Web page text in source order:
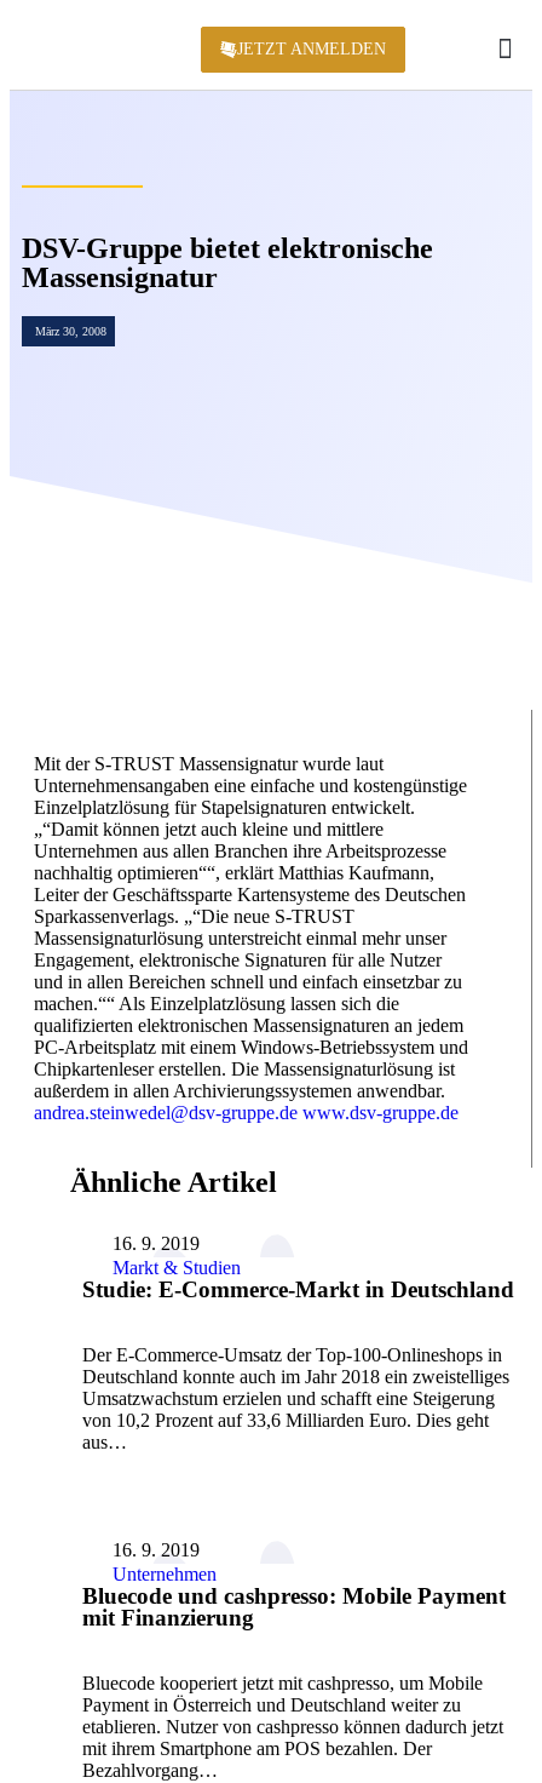
JETZT ANMELDEN
DSV-Gruppe bietet elektronische
Massensignatur
März 30, 2008
Mit der S-TRUST Massensignatur wurde laut
Unternehmensangaben eine einfache und kostengünstige
Einzelplatzlösung für Stapelsignaturen entwickelt.
„“Damit können jetzt auch kleine und mittlere
Unternehmen aus allen Branchen ihre Arbeitsprozesse
nachhaltig optimieren““, erklärt Matthias Kaufmann,
Leiter der Geschäftssparte Kartensysteme des Deutschen
Sparkassenverlags. „“Die neue S-TRUST
Massensignaturlösung unterstreicht einmal mehr unser
Engagement, elektronische Signaturen für alle Nutzer
und in allen Bereichen schnell und einfach einsetzbar zu
machen.““ Als Einzelplatzlösung lassen sich die
qualifizierten elektronischen Massensignaturen an jedem
PC-Arbeitsplatz mit einem Windows-Betriebssystem und
Chipkartenleser erstellen. Die Massensignaturlösung ist
außerdem in allen Archivierungssystemen anwendbar.
andrea.steinwedel@dsv-gruppe.de www.dsv-gruppe.de
Ähnliche Artikel
16. 9. 2019
Markt & Studien
Studie: E-Commerce-Markt in Deutschland
Der E-Commerce-Umsatz der Top-100-Onlineshops in
Deutschland konnte auch im Jahr 2018 ein zweistelliges
Umsatzwachstum erzielen und schafft eine Steigerung
von 10,2 Prozent auf 33,6 Milliarden Euro. Dies geht
aus…
16. 9. 2019
Unternehmen
Bluecode und cashpresso: Mobile Payment
mit Finanzierung
Bluecode kooperiert jetzt mit cashpresso, um Mobile
Payment in Österreich und Deutschland weiter zu
etablieren. Nutzer von cashpresso können dadurch jetzt
mit ihrem Smartphone am POS bezahlen. Der
Bezahlvorgang…